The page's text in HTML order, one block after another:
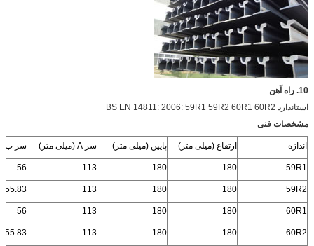
10. راه آهن
استاندارد BS EN 14811: 2006: 59R1 59R2 60R1 60R2
مشخصات فنی
اندازه ارتفاع (میلی متر) پایین (میلی متر) سر A (میلی متر) سر ب
59R1
180
180
113
56
59R2
180
180
113
55.83
60R1
180
180
113
56
60R2
180
180
113
55.83